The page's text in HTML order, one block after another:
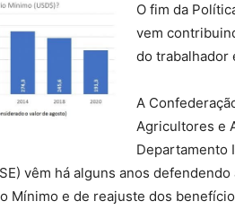
O fim da
vem
do trabalhador
A
Agricultores e
Departamento
vêm há alguns anos
Mínimo e de reajuste dos